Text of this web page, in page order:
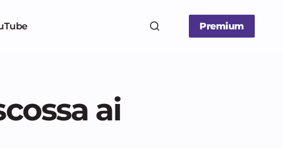
Premium
ai